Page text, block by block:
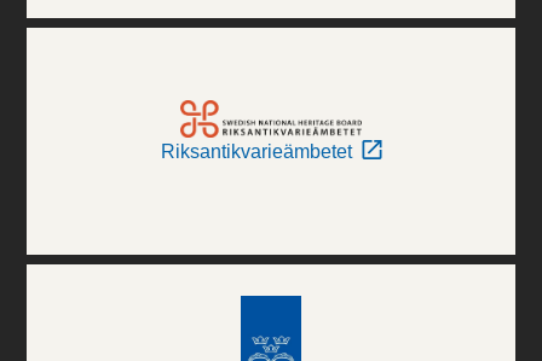
Riksantikvarieämbetet